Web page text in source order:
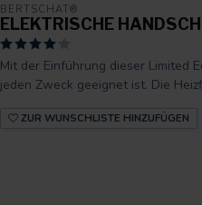
BERTSCHAT®
ELEKTRISCHE
Mit der Einführung dieser Limited
jeden Zweck geeignet ist. Die
ZUR WUNSCHLISTE HINZUFÜGEN